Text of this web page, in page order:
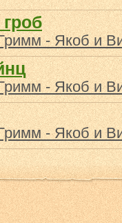
- Якоб и
- Якоб и
- Якоб и